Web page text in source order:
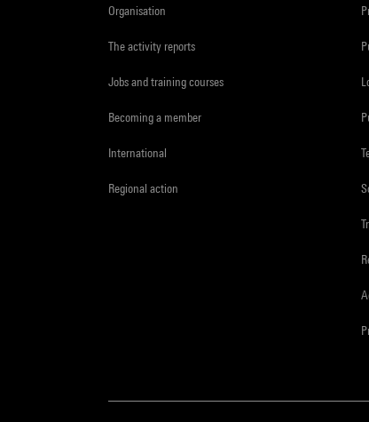
Organisation
The activity reports
Jobs and training courses
Becoming a member
International
Regional action